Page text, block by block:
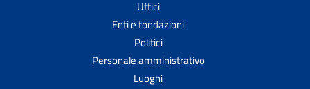
Uffici
Enti e fondazioni
Politici
Personale amministrativo
Luoghi